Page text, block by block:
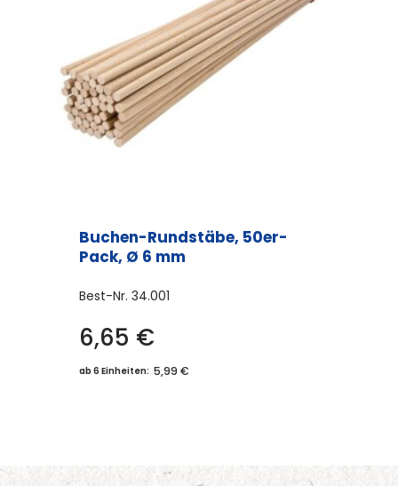
Buchen-Rundstäbe, 50er-
Pack, Ø 6 mm
Best-Nr. 34.001
6,65 €
ab 6 Einheiten: 5,99 €